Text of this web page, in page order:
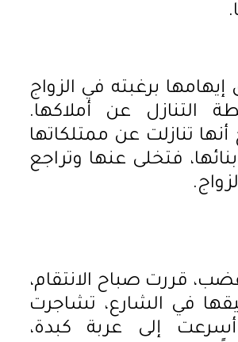
برغبته في الزواج
التنازل عن أملاكها.
تنازلت عن ممتلكاتها
فتخلى عنها وتراجع
قررت صباح الانتقام،
في الشارع، تشاجرت
إلى عربة كبدة،